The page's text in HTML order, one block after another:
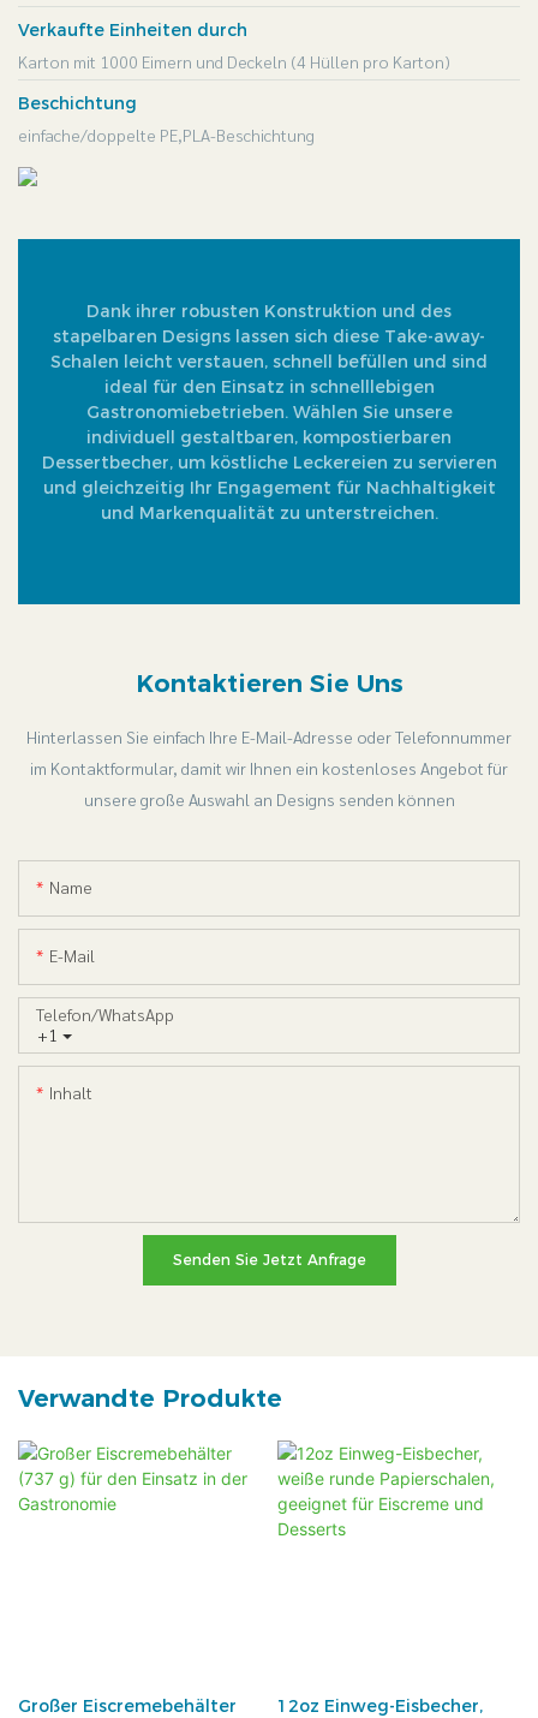
Verkaufte Einheiten durch
Karton mit 1000 Eimern und Deckeln (4 Hüllen pro Karton)
Beschichtung
einfache/doppelte PE,PLA-Beschichtung
Dank ihrer robusten Konstruktion und des
stapelbaren Designs lassen sich diese Take-away-
Schalen leicht verstauen, schnell befüllen und sind
ideal für den Einsatz in schnelllebigen
Gastronomiebetrieben. Wählen Sie unsere
individuell gestaltbaren, kompostierbaren
Dessertbecher, um köstliche Leckereien zu servieren
und gleichzeitig Ihr Engagement für Nachhaltigkeit
und Markenqualität zu unterstreichen.
Kontaktieren Sie Uns
Hinterlassen Sie einfach Ihre E-Mail-Adresse oder Telefonnummer
im Kontaktformular, damit wir Ihnen ein kostenloses Angebot für
unsere große Auswahl an Designs senden können
Name
E-Mail
+1
Telefon/WhatsApp
Inhalt
Senden Sie Jetzt Anfrage
Verwandte Produkte
Großer Eiscremebehälter 12oz Einweg-Eisbecher,